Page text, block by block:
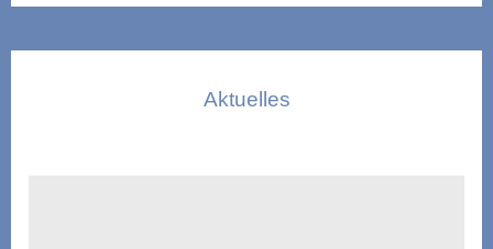
Aktuelles